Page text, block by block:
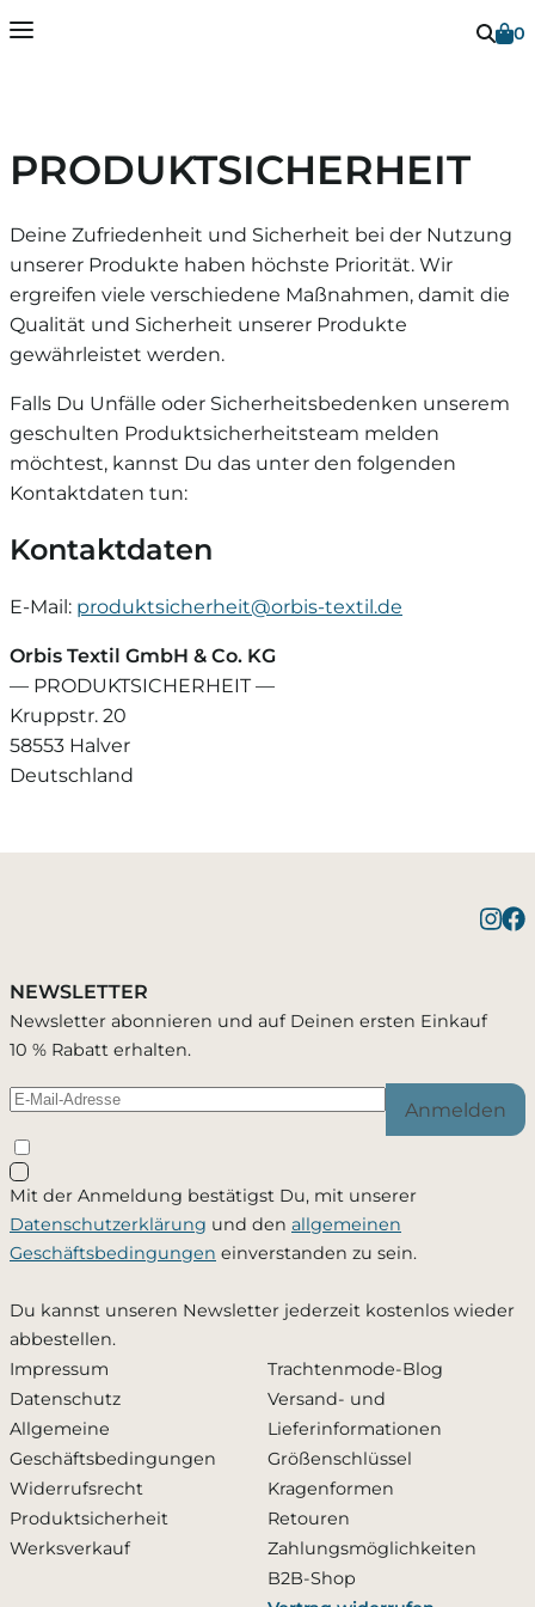
0
PRODUKTSICHERHEIT
Deine Zufriedenheit und Sicherheit bei der Nutzung
unserer Produkte haben höchste Priorität. Wir
ergreifen viele verschiedene Maßnahmen, damit die
Qualität und Sicherheit unserer Produkte
gewährleistet werden.
Falls Du Unfälle oder Sicherheitsbedenken unserem
geschulten Produktsicherheitsteam melden
möchtest, kannst Du das unter den folgenden
Kontaktdaten tun:
Kontaktdaten
E-Mail: produktsicherheit@orbis-textil.de
Orbis Textil GmbH & Co. KG
— PRODUKTSICHERHEIT —
Kruppstr. 20
58553 Halver
Deutschland
NEWSLETTER
Newsletter abonnieren und auf Deinen ersten Einkauf
10 % Rabatt erhalten.
Anmelden
Mit der Anmeldung bestätigst Du, mit unserer
Datenschutzerklärung und den allgemeinen
Geschäftsbedingungen einverstanden zu sein.
Du kannst unseren Newsletter jederzeit kostenlos wieder
abbestellen.
Impressum
Datenschutz
Allgemeine
Geschäftsbedingungen
Widerrufsrecht
Produktsicherheit
Werksverkauf
Trachtenmode-Blog
Versand- und
Lieferinformationen
Größenschlüssel
Kragenformen
Retouren
Zahlungsmöglichkeiten
B2B-Shop
Sobald Du Artikel in Deinen Warenkorb gelegt
hast, erscheinen diese hier.
Weiter einkaufen